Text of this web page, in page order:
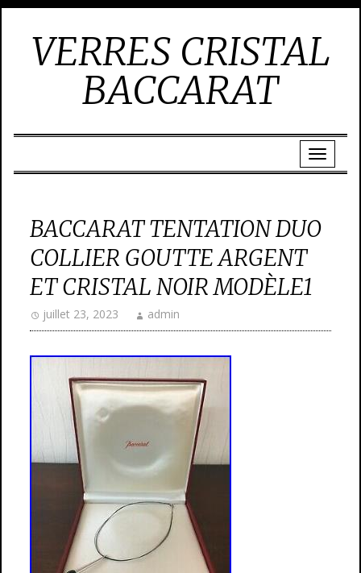
VERRES CRISTAL
BACCARAT
BACCARAT TENTATION DUO
COLLIER GOUTTE ARGENT
ET CRISTAL NOIR MODÈLE1
juillet 23, 2023 admin